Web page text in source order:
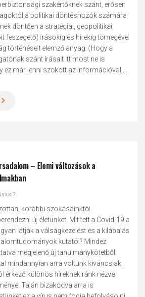
szakértőknek szánt, erősen
a politikai döntéshozók számára
döntően a stratégiai, geopolitikai,
feszegető) írásokig és hírekig tömegével
történéseit elemző anyag. (Hogy a
szánt írásait itt most ne is
ez már lenni szokott az információval,...
– Elemi változások a
7.
korábbi szokásainktól
új életünket. Mit tett a Covid-19 a
látják a válságkezelést és a kilábalás
kutatói? Mindez
megjelenő új tanulmánykötetből.
mindannyian arra voltunk kíváncsiak,
érkező különös híreknek ránk nézve
Talán bizakodva arra is